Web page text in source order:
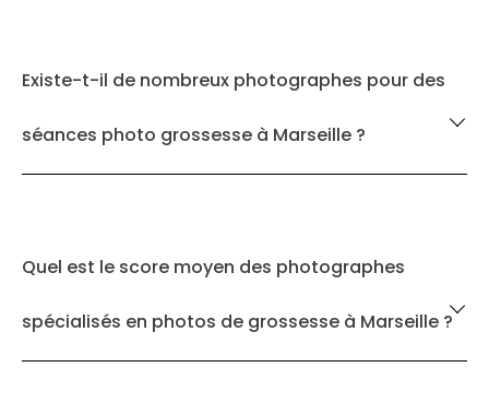
Existe-t-il de nombreux photographes pour des
séances photo grossesse à Marseille ?
Quel est le score moyen des photographes
spécialisés en photos de grossesse à Marseille ?